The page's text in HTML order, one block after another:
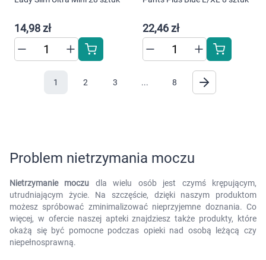
14,98 zł 22,46 zł
1 2 3 ... 8
Problem nietrzymania moczu
Nietrzymanie moczu dla wielu osób jest czymś krępującym,
utrudniającym życie. Na szczęście, dzięki naszym produktom
możesz spróbować zminimalizować nieprzyjemne doznania. Co
więcej, w ofercie naszej apteki znajdziesz także produkty, które
okażą się być pomocne podczas opieki nad osobą leżącą czy
niepełnosprawną.